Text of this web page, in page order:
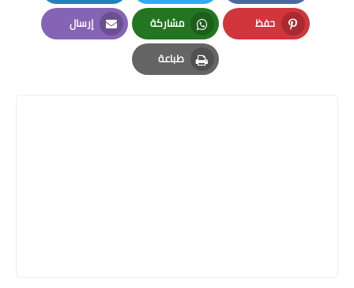
Facebook
Twitter
LinkedIn
حفظ
Pinterest
مشاركة
Whatsapp
إرسال
Email
طباعة
Print